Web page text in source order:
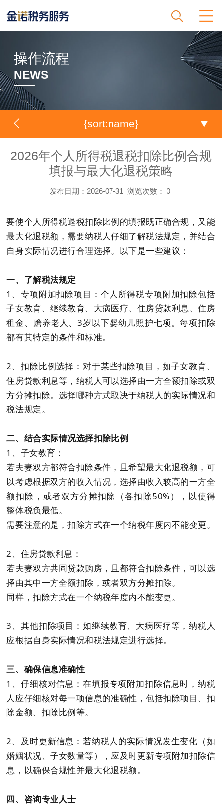
操作流程
NEWS
{sort:name}
2026年个人所得税退税扣除比例合规
填报与最大化退税策略
发布日期：2026-07-31 浏览次数： 0
要使个人所得税退税扣除比例的填报既正确合规，又能
最大化退税额，需要纳税人仔细了解税法规定，并结合
自身实际情况进行合理选择。以下是一些建议：
一、了解税法规定
1、专项附加扣除项目 ：个人所得税专项附加扣除包括
子女教育、继续教育、大病医疗、住房贷款利息、住房
租金、赡养老人、3岁以下婴幼儿照护七项。每项扣除
都有其特定的条件和标准。
2、扣除比例选择：对于某些扣除项目，如子女教育、
住房贷款利息等，纳税人可以选择由一方全额扣除或双
方分摊扣除。选择哪种方式取决于纳税人的实际情况和
税法规定。
二、结合实际情况选择扣除比例
1、子女教育：
若夫妻双方都符合扣除条件，且希望最大化退税额，可
以考虑根据双方的收入情况，选择由收入较高的一方全
额扣除，或者双方分摊扣除（各扣除50%），以使得
整体税负最低。
需要注意的是，扣除方式在一个纳税年度内不能变更。
2、住房贷款利息：
若夫妻双方共同贷款购房，且都符合扣除条件，可以选
择由其中一方全额扣除，或者双方分摊扣除。
同样，扣除方式在一个纳税年度内不能变更。
3、其他扣除项目：如继续教育、大病医疗等，纳税人
应根据自身实际情况和税法规定进行选择。
三、确保信息准确性
1、仔细核对信息：在填报专项附加扣除信息时，纳税
人应仔细核对每一项信息的准确性，包括扣除项目、扣
除金额、扣除比例等。
2、及时更新信息：若纳税人的实际情况发生变化（如
婚姻状况、子女数量等），应及时更新专项附加扣除信
息，以确保合规性并最大化退税额。
四、咨询专业人士